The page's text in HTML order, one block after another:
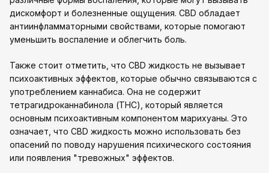
дискомфорт и болезненные ощущения. CBD обладает
антиинфламматорными свойствами, которые помогают
уменьшить воспаление и облегчить боль.
Также стоит отметить, что CBD жидкость не вызывает
психоактивных эффектов, которые обычно связываются с
употреблением каннабиса. Она не содержит
тетрагидроканнабинола (THC), который является
основным психоактивным компонентом марихуаны. Это
означает, что CBD жидкость можно использовать без
опасений по поводу нарушения психического состояния
или появления "тревожных" эффектов.